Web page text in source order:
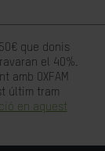
que donis
el 40%.
amb OXFAM
últim tram
en aquest